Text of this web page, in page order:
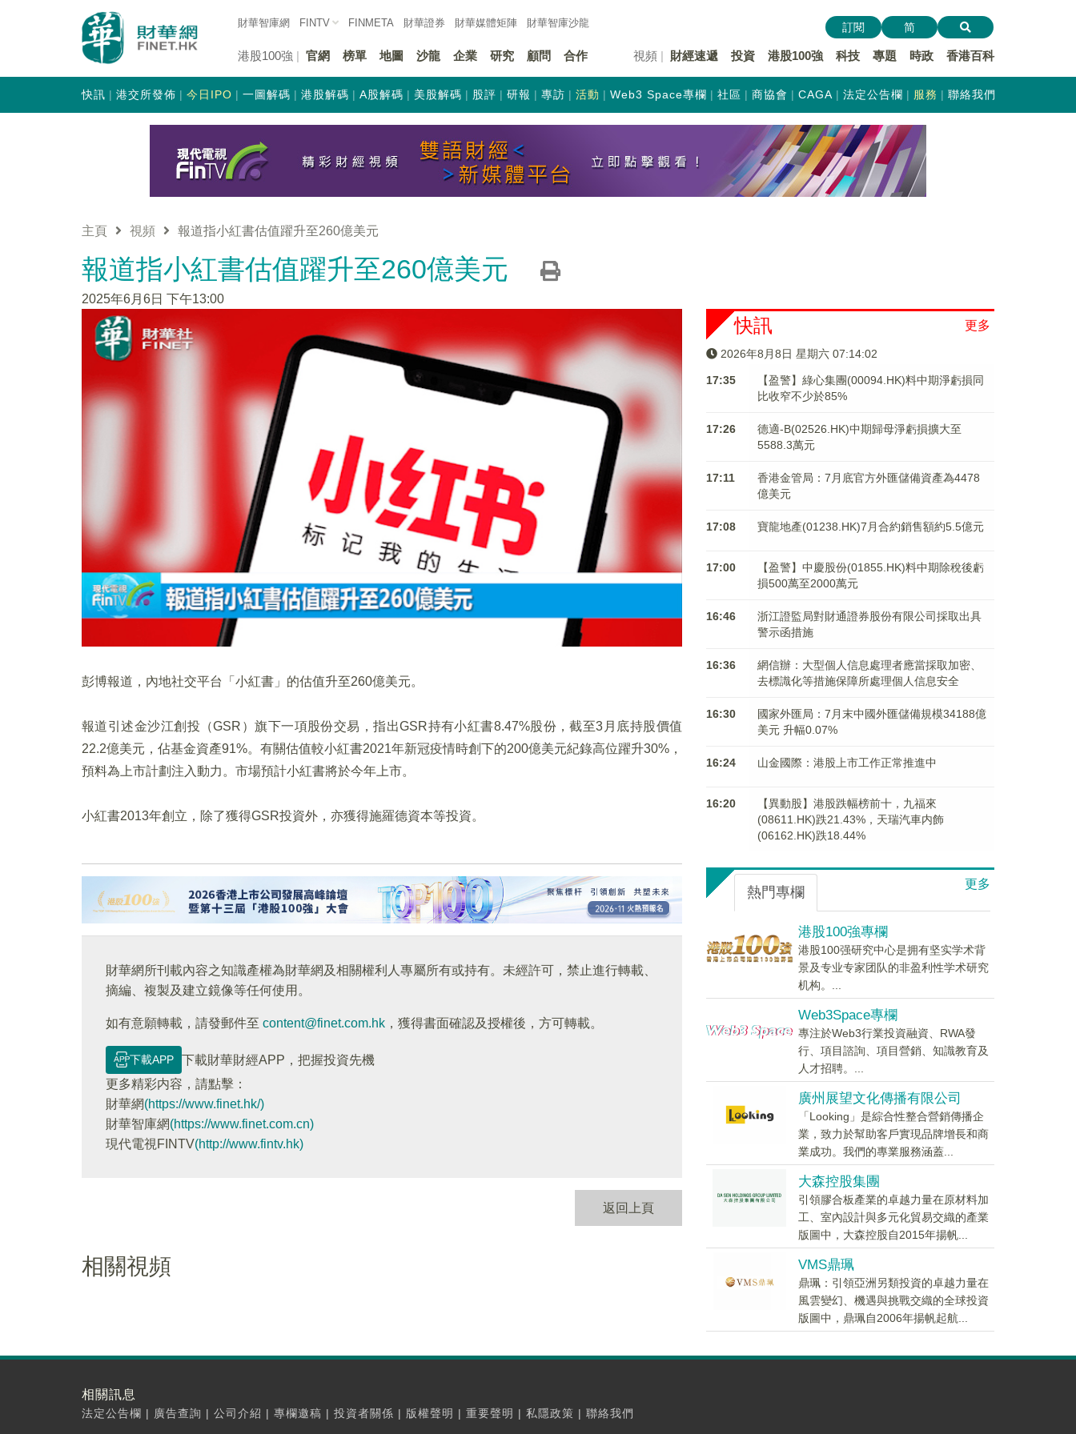
財華智庫網 FINTV FINMETA 財華證券 財華媒體矩陣 財華智庫沙龍
港股100強 官網 榜單 地圖 沙龍 企業 研究 顧問 合作 視頻 財經速遞 投資 港股100強 科技 專題 時政 香港百科
訂閱 简
快訊 港交所發佈 今日IPO 一圖解碼 港股解碼 A股解碼 美股解碼 股評 研報 專訪 活動 Web3 Space專欄 社區 商協會 CAGA 法定公告欄 服務 聯絡我們
主頁 視頻 報道指小紅書估值躍升至260億美元
報道指小紅書估值躍升至260億美元
2025年6月6日 下午13:00
彭博報道，內地社交平台「小紅書」的估值升至260億美元。
報道引述金沙江創投（GSR）旗下一項股份交易，指出GSR持有小紅書8.47%股份，截至3月底持股價值
22.2億美元，佔基金資產91%。有關估值較小紅書2021年新冠疫情時創下的200億美元紀錄高位躍升30%，
預料為上市計劃注入動力。市場預計小紅書將於今年上市。
小紅書2013年創立，除了獲得GSR投資外，亦獲得施羅德資本等投資。
財華網所刊載內容之知識產權為財華網及相關權利人專屬所有或持有。未經許可，禁止進行轉載、
摘編、複製及建立鏡像等任何使用。
如有意願轉載，請發郵件至 content@finet.com.hk ，獲得書面確認及授權後，方可轉載。
下載APP
下載財華財經APP，把握投資先機
更多精彩内容，請點擊：
財華網(https://www.finet.hk/)
財華智庫網(https://www.finet.com.cn)
現代電視FINTV(http://www.fintv.hk)
返回上頁
相關視頻
更多
快訊
2026年8月8日 星期六 07:14:03
17:35
【盈警】綠心集團(00094.HK)料中期淨虧損同
比收窄不少於85%
17:26
德適-B(02526.HK)中期歸母淨虧損擴大至
5588.3萬元
17:11
香港金管局：7月底官方外匯儲備資產為4478
億美元
17:08 寶龍地產(01238.HK)7月合約銷售額約5.5億元
17:00
【盈警】中慶股份(01855.HK)料中期除稅後虧
損500萬至2000萬元
16:46
浙江證監局對財通證券股份有限公司採取出具
警示函措施
16:36
網信辦：大型個人信息處理者應當採取加密、
去標識化等措施保障所處理個人信息安全
16:30
國家外匯局：7月末中國外匯儲備規模34188億
美元 升幅0.07%
16:24 山金國際：港股上市工作正常推進中
16:20
【異動股】港股跌幅榜前十，九福來
(08611.HK)跌21.43%，天瑞汽車内飾
(06162.HK)跌18.44%
更多
熱門專欄
港股100強專欄
港股100强研究中心是拥有坚实学术背
景及专业专家团队的非盈利性学术研究
机构。...
Web3Space專欄
專注於Web3行業投資融資、RWA發
行、項目諮詢、項目營銷、知識教育及
人才招聘。...
廣州展望文化傳播有限公司
「Looking」是綜合性整合營銷傳播企
業，致力於幫助客戶實現品牌增長和商
業成功。我們的專業服務涵蓋...
大森控股集團
引領膠合板產業的卓越力量在原材料加
工、室內設計與多元化貿易交織的產業
版圖中，大森控股自2015年揚帆...
VMS鼎珮
鼎珮：引領亞洲另類投資的卓越力量在
風雲變幻、機遇與挑戰交織的全球投資
版圖中，鼎珮自2006年揚帆起航...
相關訊息
法定公告欄 | 廣告查詢 | 公司介紹 | 專欄邀稿 | 投資者關係 | 版權聲明 | 重要聲明 | 私隱政策 | 聯絡我們